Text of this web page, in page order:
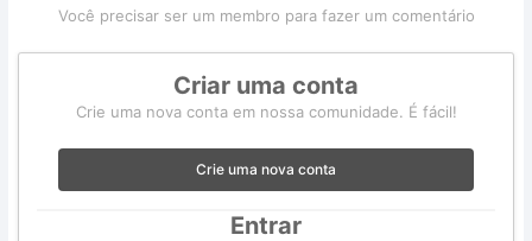
Você precisar ser um membro para fazer um comentário
Criar uma conta
Crie uma nova conta em nossa comunidade. É fácil!
Crie uma nova conta
Entrar